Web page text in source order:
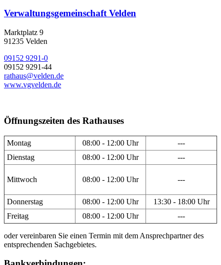
Verwaltungsgemeinschaft Velden
Marktplatz 9
91235 Velden
09152 9291-0
09152 9291-44
rathaus@velden.de
www.vgvelden.de
Öffnungszeiten des Rathauses
Montag 08:00 - 12:00 Uhr
---
Dienstag
08:00 - 12:00 Uhr ---
Mittwoch 08:00 - 12:00 Uhr ---
Donnerstag 08:00 - 12:00 Uhr
13:30 - 18:00 Uhr
Freitag
08:00 - 12:00 Uhr ---
oder vereinbaren Sie einen Termin mit dem Ansprechpartner des
entsprechenden Sachgebietes.